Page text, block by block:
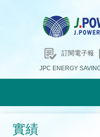
訂閱電子報
JPC ENERGY
實績